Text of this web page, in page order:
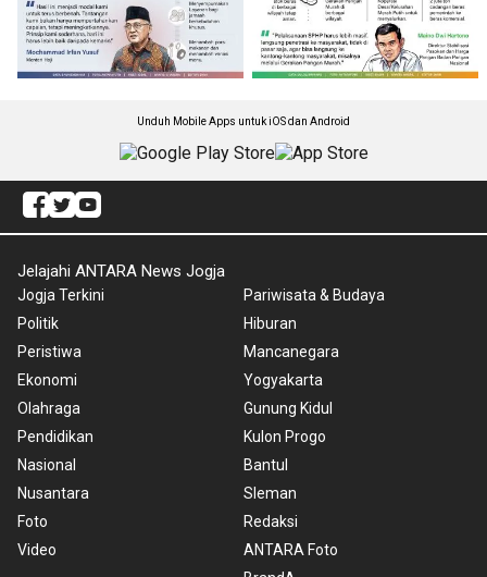
Unduh Mobile Apps untuk iOS dan Android
Jelajahi ANTARA News Jogja
Jogja Terkini
Politik
Peristiwa
Ekonomi
Olahraga
Pendidikan
Nasional
Nusantara
Foto
Video
Pariwisata & Budaya
Hiburan
Mancanegara
Yogyakarta
Gunung Kidul
Kulon Progo
Bantul
Sleman
Redaksi
ANTARA Foto